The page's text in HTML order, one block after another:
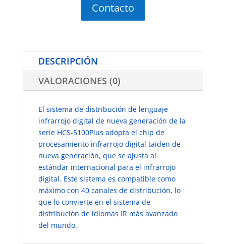
Contacto
DESCRIPCIÓN
VALORACIONES (0)
El sistema de distribución de lenguaje
infrarrojo digital de nueva generación de la
serie HCS-5100Plus adopta el chip de
procesamiento infrarrojo digital taiden de
nueva generación, que se ajusta al
estándar internacional para el infrarrojo
digital. Este sistema es compatible como
máximo con 40 canales de distribución, lo
que lo convierte en el sistema de
distribución de idiomas IR más avanzado
del mundo.